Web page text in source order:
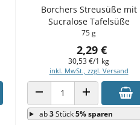
Borchers Streusüße mit
Sucralose Tafelsüße
75 g
2,29 €
30,53 €/1 kg
inkl. MwSt., zzgl. Versand
ANZAHL VERRINGERN
ANZAHL
ab3Stück5% sparen